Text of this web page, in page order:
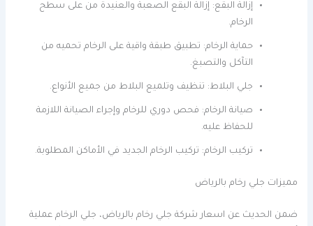
إزالة البقع: إزالة البقع الصعبة والعنيدة من على سطح
الرخام.
حماية الرخام: تطبيق طبقة واقية على الرخام تحميه من
التآكل والتصبغ.
جلي البلاط: تنظيف وتلميع البلاط من جميع الأنواع.
صيانة الرخام: فحص دوري للرخام وإجراء الصيانة اللازمة
للحفاظ عليه.
تركيب الرخام: تركيب الرخام الجديد في الأماكن المطلوبة.
مميزات جلي رخام بالرياض
ضمن الحديث عن اسعار شركة جلي رخام بالرياض، جلي الرخام عملية